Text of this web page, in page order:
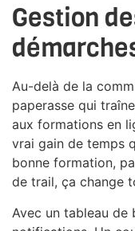
Gestion
Au-delà de la
paperasse qui
aux formations en
vrai gain de temps
bonne formation,
de trail, ça change
Avec un tableau de